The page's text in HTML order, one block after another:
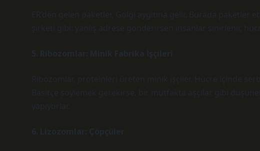
ER’den gelen paketler, Golgi aygıtına gelir. Burada
şirketi gibi: yanlış adrese gönderirsen insanlar sinirlenir,
5. Ribozomlar: Minik Fabrika İşçileri
Ribozomlar, proteinleri üreten minik işçiler. Hücre içinde
Basitçe söylemek gerekirse, bir mutfakta aşçılar gibi
yapıyorlar.
6. Lizozomlar: Çöpçüler